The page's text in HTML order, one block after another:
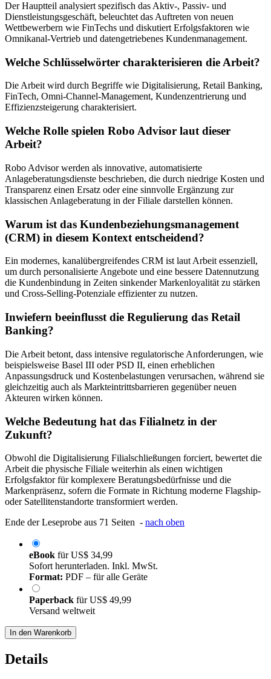
Der Hauptteil analysiert spezifisch das Aktiv-, Passiv- und
Dienstleistungsgeschäft, beleuchtet das Auftreten von neuen
Wettbewerbern wie FinTechs und diskutiert Erfolgsfaktoren wie
Omnikanal-Vertrieb und datengetriebenes Kundenmanagement.
Welche Schlüsselwörter charakterisieren die Arbeit?
Die Arbeit wird durch Begriffe wie Digitalisierung, Retail Banking,
FinTech, Omni-Channel-Management, Kundenzentrierung und
Effizienzsteigerung charakterisiert.
Welche Rolle spielen Robo Advisor laut dieser
Arbeit?
Robo Advisor werden als innovative, automatisierte
Anlageberatungsdienste beschrieben, die durch niedrige Kosten und
Transparenz einen Ersatz oder eine sinnvolle Ergänzung zur
klassischen Anlageberatung in der Filiale darstellen können.
Warum ist das Kundenbeziehungsmanagement
(CRM) in diesem Kontext entscheidend?
Ein modernes, kanalübergreifendes CRM ist laut Arbeit essenziell,
um durch personalisierte Angebote und eine bessere Datennutzung
die Kundenbindung in Zeiten sinkender Markenloyalität zu stärken
und Cross-Selling-Potenziale effizienter zu nutzen.
Inwiefern beeinflusst die Regulierung das Retail
Banking?
Die Arbeit betont, dass intensive regulatorische Anforderungen, wie
beispielsweise Basel III oder PSD II, einen erheblichen
Anpassungsdruck und Kostenbelastungen verursachen, während sie
gleichzeitig auch als Markteintrittsbarrieren gegenüber neuen
Akteuren wirken können.
Welche Bedeutung hat das Filialnetz in der
Zukunft?
Obwohl die Digitalisierung Filialschließungen forciert, bewertet die
Arbeit die physische Filiale weiterhin als einen wichtigen
Erfolgsfaktor für komplexere Beratungsbedürfnisse und die
Markenpräsenz, sofern die Formate in Richtung moderne Flagship-
oder Satellitenstandorte transformiert werden.
Ende der Leseprobe aus 71 Seiten - nach oben
eBook fürUS$ 34,99
Sofort herunterladen. Inkl. MwSt.
Format: PDF – für alle Geräte
Paperback fürUS$ 49,99
Versand weltweit
In den Warenkorb
Details